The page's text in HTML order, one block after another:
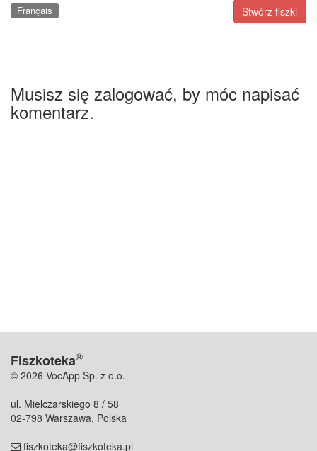
Stwórz fiszki
Français
Musisz się zalogować, by móc napisać
komentarz.
Fiszkoteka®
© 2026 VocApp Sp. z o.o.
ul. Mielczarskiego 8 / 58
02-798 Warszawa, Polska
fiszkoteka@fiszkoteka.pl